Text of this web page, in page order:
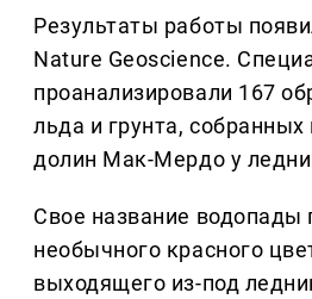
Результаты работы
Nature Geoscience.
проанализировали 167
льда и грунта,
долин Мак-Мердо у
Свое название водопады
необычного красного
выходящего из-под